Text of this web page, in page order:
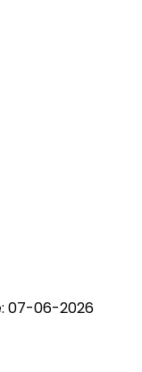
07-06-2026